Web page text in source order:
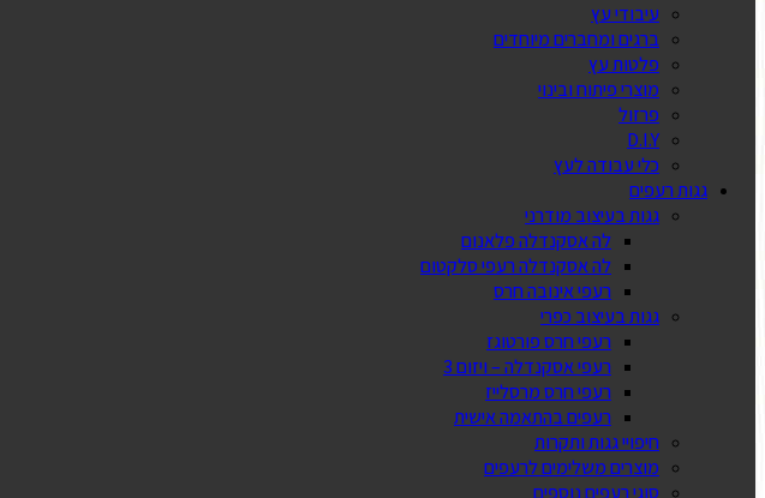
עיבודי עץ
ברגים ומחברים מיוחדים
פלטות עץ
מוצרי פיתוח ובינוי
פרזול
D.I.Y
כלי עבודה לעץ
גגות רעפים
גגות בעיצוב מודרני
לה אסקנדלה פלאנום
לה אסקנדלה רעפי סלקטום
רעפי אינובה חרס
גגות בעיצוב כפרי
רעפי חרס פורטוגז
רעפי אסקנדלה – ויזום 3
רעפי חרס מרסלייז
רעפים בהתאמה אישית
חיפויי גגות ותקרות
מוצרים משלימים לרעפים
סוגי רעפים נוספים